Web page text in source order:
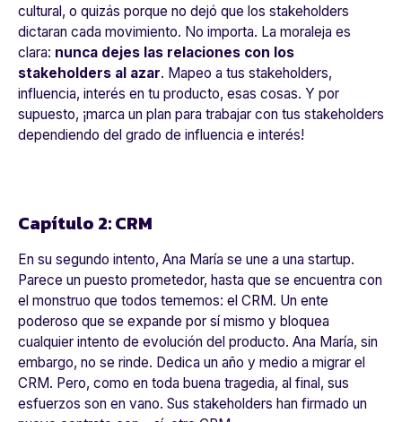
cultural, o quizás porque no dejó que los stakeholders
dictaran cada movimiento. No importa. La moraleja es
clara: nunca dejes las relaciones con los
stakeholders al azar. Mapeo a tus stakeholders,
influencia, interés en tu producto, esas cosas. Y por
supuesto, ¡marca un plan para trabajar con tus stakeholders
dependiendo del grado de influencia e interés!
Capítulo 2: CRM
En su segundo intento, Ana María se une a una startup.
Parece un puesto prometedor, hasta que se encuentra con
el monstruo que todos tememos: el CRM. Un ente
poderoso que se expande por sí mismo y bloquea
cualquier intento de evolución del producto. Ana María, sin
embargo, no se rinde. Dedica un año y medio a migrar el
CRM. Pero, como en toda buena tragedia, al final, sus
esfuerzos son en vano. Sus stakeholders han firmado un